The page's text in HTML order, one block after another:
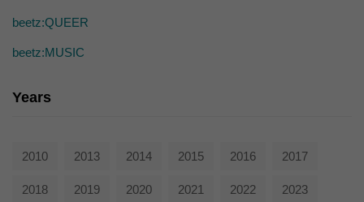
beetz:QUEER
beetz:MUSIC
Years
2010 2013 2014 2015 2016 2017
2018 2019 2020 2021 2022 2023